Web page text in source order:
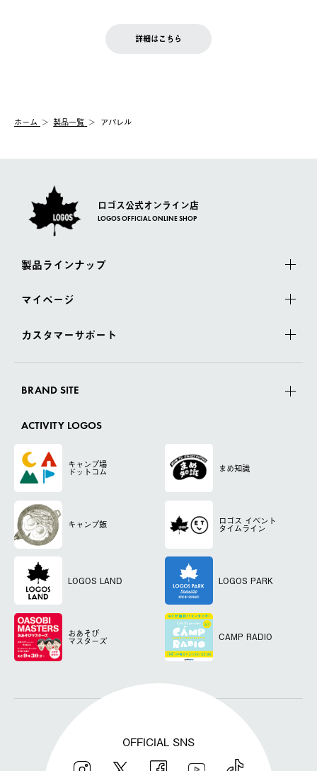
【配送業者】
佐川急便にて配送されます。
お客様都合の返品にかかる送料は、お客様ご負担とさせていただ
む）は受け付けておりません。
一度お手元の商品を返品いただき、ご希望商品を再注文してくだ
LOGOS FAMILY会員の方は、会員マイページ内 購入履歴画面に
詳細はこちら
ホーム 製品一覧 アパレル
ロゴス公式オンライン店
LOGOS OFFICIAL ONLINE SHOP
製品ラインナップ
マイページ
カスタマーサポート
BRAND SITE
ACTIVITY LOGOS
キャンプ場
ドットコム まめ知識
キャンプ飯 ロゴス イベント
タイムライン
LOGOS LAND LOGOS PARK
おあそび
マスターズ CAMP RADIO
OFFICIAL SNS